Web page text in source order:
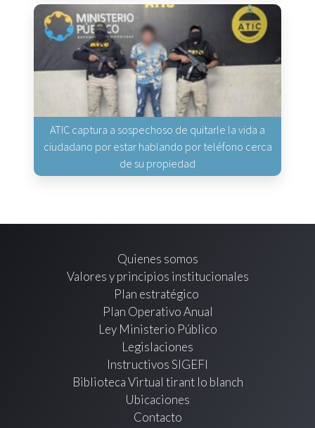
ATIC captura a sospechoso de quitarle la vida a
ciudadano por estar hablando por teléfono cerca
de su propiedad
Quienes somos
Valores y principios institucionales
Plan estratégico
Plan Operativo Anual
Ley Ministerio Público
Legislaciones
Instructivos SIGEFI
Biblioteca Virtual tirant lo blanch
Ubicaciones
Contacto